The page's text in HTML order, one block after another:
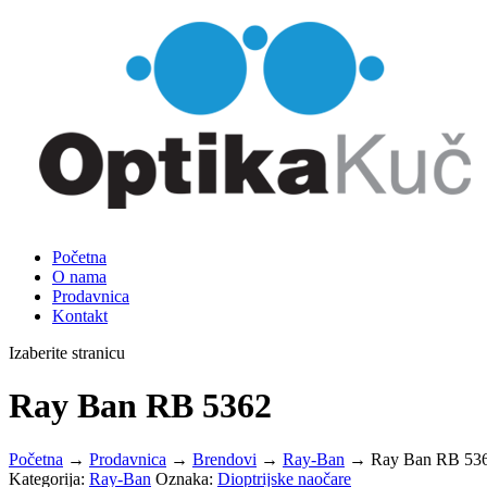
Početna
O nama
Prodavnica
Kontakt
Izaberite stranicu
Ray Ban RB 5362
Početna → Prodavnica → Brendovi → Ray-Ban → Ray Ban RB
Kategorija: Ray-Ban Oznaka: Dioptrijske naočare